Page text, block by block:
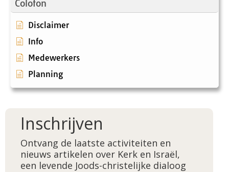
Colofon
Disclaimer
Info
Medewerkers
Planning
Inschrijven
Ontvang de laatste activiteiten en
nieuws artikelen over Kerk en Israël,
een levende Joods-christelijke dialoog